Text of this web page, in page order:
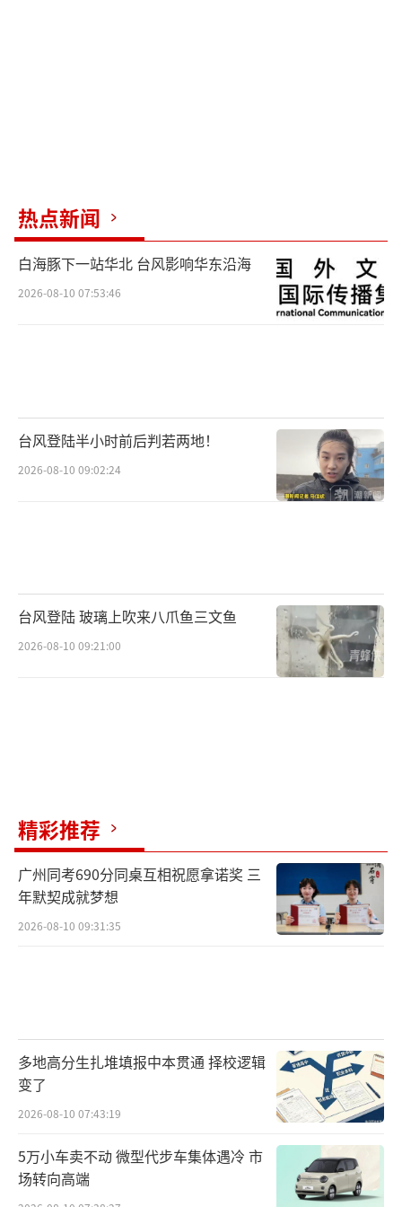
热点新闻
白海豚下一站华北 台风影响华东沿海
2026-08-10 07:53:46
台风登陆半小时前后判若两地！
2026-08-10 09:02:24
台风登陆 玻璃上吹来八爪鱼三文鱼
2026-08-10 09:21:00
精彩推荐
广州同考690分同桌互相祝愿拿诺奖 三
年默契成就梦想
2026-08-10 09:31:35
多地高分生扎堆填报中本贯通 择校逻辑
变了
2026-08-10 07:43:19
5万小车卖不动 微型代步车集体遇冷 市
场转向高端